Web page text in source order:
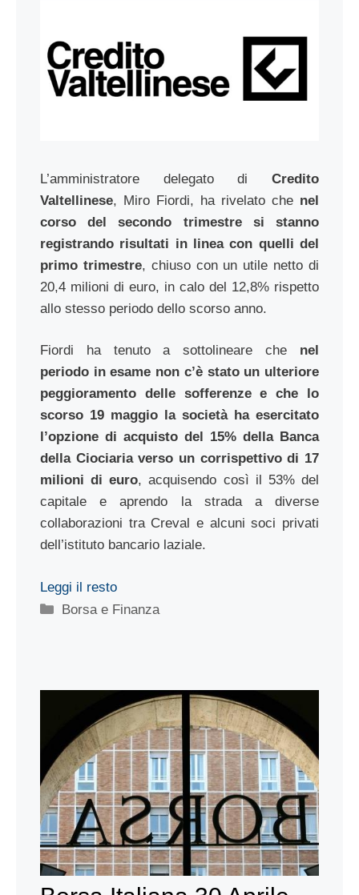
L’amministratore delegato di Credito
Valtellinese, Miro Fiordi, ha rivelato che nel
corso del secondo trimestre si stanno
registrando risultati in linea con quelli del
primo trimestre, chiuso con un utile netto di
20,4 milioni di euro, in calo del 12,8% rispetto
allo stesso periodo dello scorso anno.
Fiordi ha tenuto a sottolineare che nel
periodo in esame non c’è stato un ulteriore
peggioramento delle sofferenze e che lo
scorso 19 maggio la società ha esercitato
l’opzione di acquisto del 15% della Banca
della Ciociaria verso un corrispettivo di 17
milioni di euro, acquisendo così il 53% del
capitale e aprendo la strada a diverse
collaborazioni tra Creval e alcuni soci privati
dell’istituto bancario laziale.
Leggi il resto
Categorie
Borsa e Finanza